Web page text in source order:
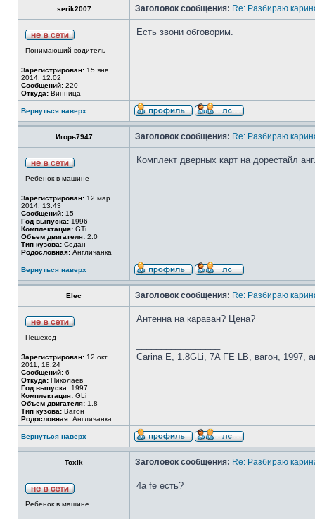
serik2007 Заголовок сообщения: Re: Разбираю
Понимающий водитель
Зарегистрирован: 15 янв
2014, 12:02
Сообщений: 220
Откуда: Винница
Есть звони обговорим.
Вернуться наверх
Игорь7947 Заголовок сообщения: Re: Разбираю
Ребенок в машине
Зарегистрирован: 12 мар
2014, 13:43
Сообщений: 15
Год выпуска: 1996
Комплектация: GTi
Объем двигателя: 2.0
Тип кузова: Седан
Родословная: Англичанка
Комплект дверных карт на дорестайл
Вернуться наверх
Elec Заголовок сообщения: Re: Разбираю
Пешеход
Зарегистрирован: 12 окт
2011, 18:24
Сообщений: 6
Откуда: Николаев
Год выпуска: 1997
Комплектация: GLi
Объем двигателя: 1.8
Тип кузова: Вагон
Родословная: Англичанка
Антенна на караван? Цена?
Carina E, 1.8GLi, 7A FE LB, вагон, 1997,
Вернуться наверх
Toxik Заголовок сообщения: Re: Разбираю
Ребенок в машине
4a fe есть?